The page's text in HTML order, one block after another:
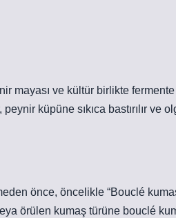
mayası ve kültür birlikte
küpüne sıkıca bastırılır ve
önce, öncelikle “Bouclé
örülen kumaş türüne bouclé